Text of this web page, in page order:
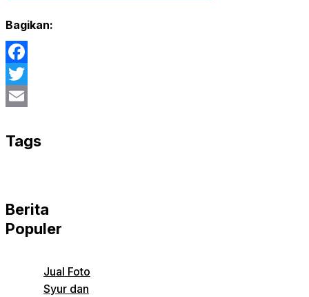
Bagikan:
Facebook
Twitter
Tags
Berita
Populer
Jual Foto
Syur dan